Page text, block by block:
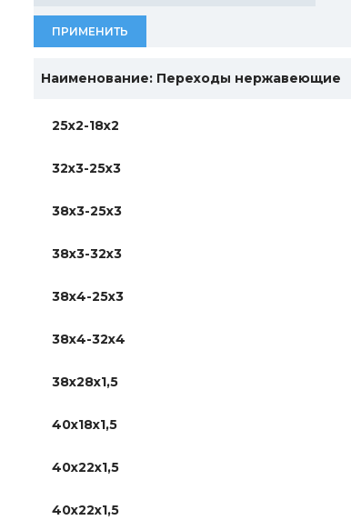
ПРИМЕНИТЬ
Наименование: Переходы нержавеющие
25х2-18х2
32х3-25х3
38х3-25х3
38х3-32х3
38х4-25х3
38х4-32х4
38x28х1,5
40х18х1,5
40х22х1,5
40х22х1,5